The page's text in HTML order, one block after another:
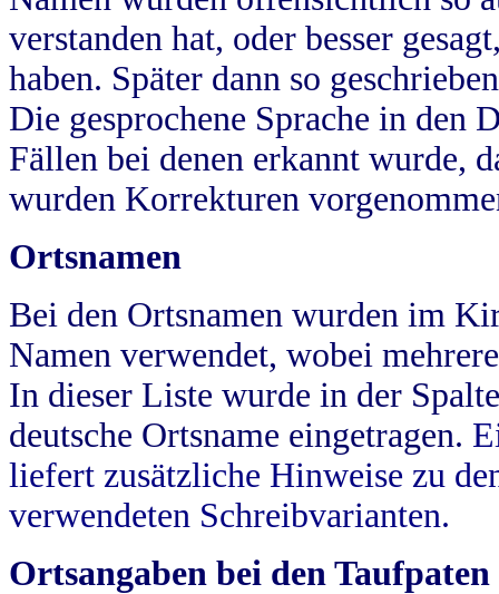
verstanden hat, oder besser
haben. Später dann so
Die gesprochene Sprache in
Fällen bei denen erkannt wurde,
wurden Korrekturen
Ortsnamen
Bei den Ortsnamen wurden im
Namen verwendet, wobei
In dieser Liste wurde in der
deutsche Ortsname eingetragen.
liefert zusätzliche Hinweise zu
verwendeten Schreibvarianten.
Ortsangaben bei den Taufpaten